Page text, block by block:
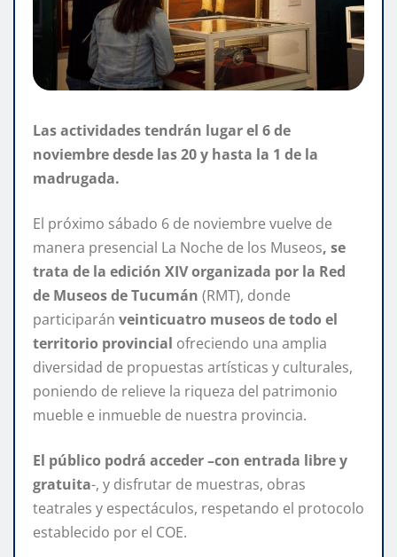
Las actividades tendrán lugar el 6 de
noviembre desde las 20 y hasta la 1 de la
madrugada.
El próximo sábado 6 de noviembre vuelve de
manera presencial La Noche de los Museos, se
trata de la edición XIV organizada por la Red
de Museos de Tucumán (RMT), donde
participarán veinticuatro museos de todo el
territorio provincial ofreciendo una amplia
diversidad de propuestas artísticas y culturales,
poniendo de relieve la riqueza del patrimonio
mueble e inmueble de nuestra provincia.
El público podrá acceder –con entrada libre y
gratuita-, y disfrutar de muestras, obras
teatrales y espectáculos, respetando el protocolo
establecido por el COE.